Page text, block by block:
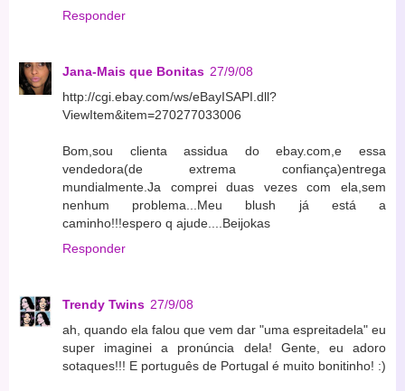
Responder
Jana-Mais que Bonitas 27/9/08
http://cgi.ebay.com/ws/eBayISAPI.dll?
ViewItem&item=270277033006
Bom,sou clienta assidua do ebay.com,e essa
vendedora(de extrema confiança)entrega
mundialmente.Ja comprei duas vezes com ela,sem
nenhum problema...Meu blush já está a
caminho!!!espero q ajude....Beijokas
Responder
Trendy Twins 27/9/08
ah, quando ela falou que vem dar "uma espreitadela" eu
super imaginei a pronúncia dela! Gente, eu adoro
sotaques!!! E português de Portugal é muito bonitinho! :)